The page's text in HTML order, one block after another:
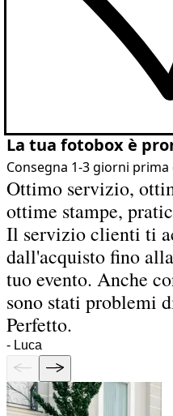
La tua fotobox è
Consegna 1-3 giorni prima
Ottimo servizio,
ottime stampe,
Il servizio clienti ti
dall'acquisto fino
tuo evento. Anche
sono stati problemi
Perfetto.
- Luca